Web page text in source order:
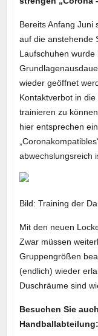
Bereits Anfang Juni
auf die anstehende
Laufschuhen
wieder geöffnet
Kontaktverbot in
trainieren zu
hier entsprechen
abwechslungsreich
Bild: Training der
Mit den neuen
Zwar müssen
Gruppengrößen
(endlich) wieder
Duschräume sind
Besuchen Sie